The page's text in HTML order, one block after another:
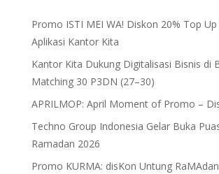
Promo ISTI MEI WA! Diskon 20% Top
Aplikasi Kantor Kita
Kantor Kita Dukung Digitalisasi Bisnis di
Matching 30 P3DN (27–30)
APRILMOP: April Moment of Promo –
Techno Group Indonesia Gelar Buka
Ramadan 2026
Promo KURMA: disKon Untung